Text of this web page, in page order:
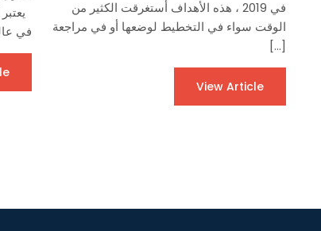
في 2019 ، هذه الأهداف أستغرقت الكثير من
الوقت سواء في التخطيط لوضعها أو في مراجعة
[…]
View Article
في